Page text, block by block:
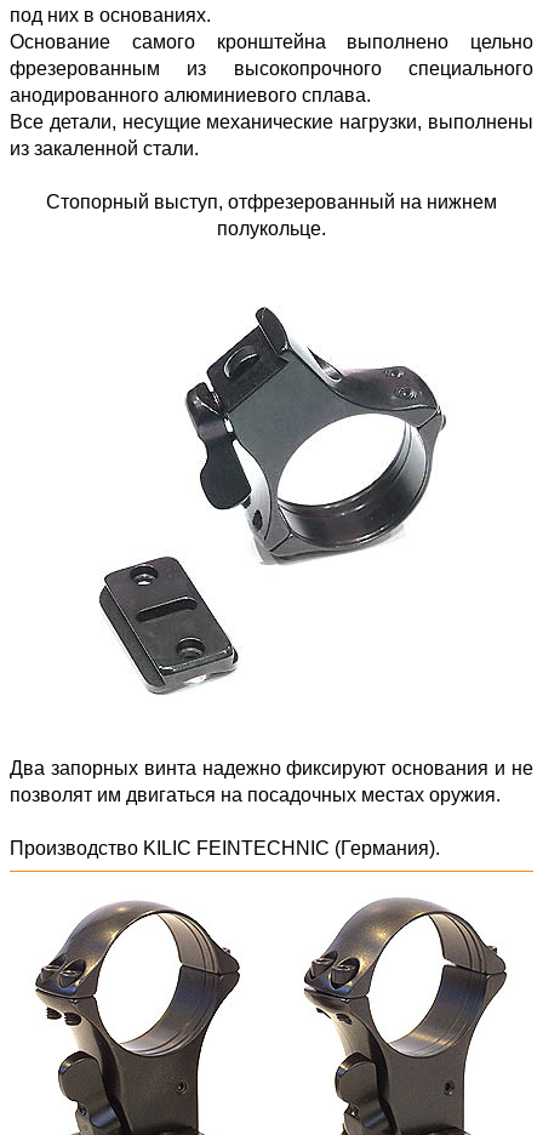
под них в основаниях.
Основание самого кронштейна выполнено цельно
фрезерованным из высокопрочного специального
анодированного алюминиевого сплава.
Все детали, несущие механические нагрузки, выполнены
из закаленной стали.
Стопорный выступ, отфрезерованный на нижнем
полукольце.
Два запорных винта надежно фиксируют основания и не
позволят им двигаться на посадочных местах оружия.
Производство KILIC FEINTECHNIC (Германия).